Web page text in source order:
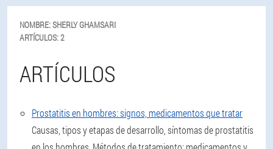
NOMBRE:SHERLY GHAMSARI
ARTÍCULOS:2
ARTÍCULOS
Prostatitis en hombres: signos, medicamentos que tratar
Causas, tipos y etapas de desarrollo, síntomas de prostatitis